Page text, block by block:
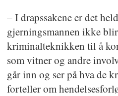
– I drapssakene er det
gjerningsmannen ikke
kriminalteknikken til å
som vitner og andre
går inn og ser på hva de
forteller om